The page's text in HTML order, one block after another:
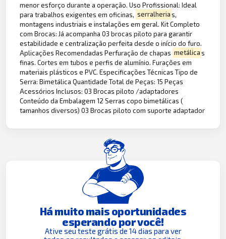
menor esforço durante a operação. Uso Profissional: Ideal
para trabalhos exigentes em oficinas, serralherias,
montagens industriais e instalações em geral. Kit Completo
com Brocas: Já acompanha 03 brocas piloto para garantir
estabilidade e centralização perfeita desde o início do furo.
Aplicações Recomendadas Perfuração de chapas metálicas
finas. Cortes em tubos e perfis de alumínio. Furações em
materiais plásticos e PVC. Especificações Técnicas Tipo de
Serra: Bimetálica Quantidade Total de Peças: 15 Peças
Acessórios Inclusos: 03 Brocas piloto /adaptadores
Conteúdo da Embalagem 12 Serras copo bimetálicas (
tamanhos diversos) 03 Brocas piloto com suporte adaptador
Há muito mais oportunidades
esperando por você!
Ative seu teste grátis de 14 dias para ver